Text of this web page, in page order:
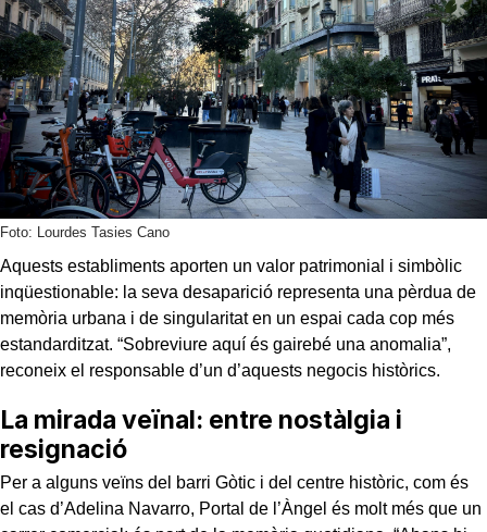
Foto: Lourdes Tasies Cano
Aquests establiments aporten un valor patrimonial i simbòlic
inqüestionable: la seva desaparició representa una pèrdua de
memòria urbana i de singularitat en un espai cada cop més
estandarditzat. “Sobreviure aquí és gairebé una anomalia”,
reconeix el responsable d’un d’aquests negocis històrics.
La mirada veïnal: entre nostàlgia i
resignació
Per a alguns veïns del barri Gòtic i del centre històric, com és
el cas d’Adelina Navarro, Portal de l’Àngel és molt més que un